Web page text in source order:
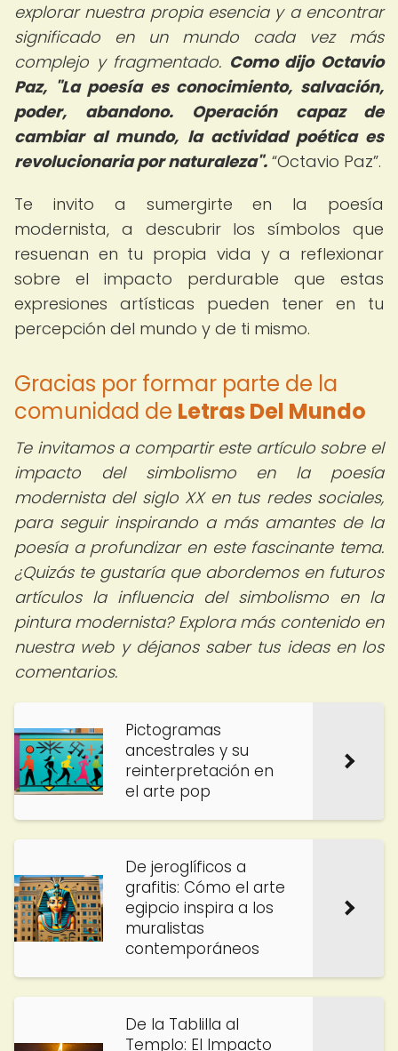
explorar nuestra propia esencia y a encontrar
significado en un mundo cada vez más
complejo y fragmentado. Como dijo Octavio
Paz, "La poesía es conocimiento, salvación,
poder, abandono.
Operación capaz de
cambiar al mundo, la actividad poética es
revolucionaria por naturaleza". Octavio Paz .
Te invito a sumergirte en la poesía
modernista, a descubrir los símbolos que
resuenan en tu propia vida y a reflexionar
sobre el impacto perdurable que estas
expresiones artísticas pueden tener en tu
percepción del mundo y de ti mismo.
Gracias por formar parte de la
comunidad de Letras Del Mundo
Te invitamos a compartir este artículo sobre el
impacto del simbolismo en la poesía
modernista del siglo XX en tus redes sociales,
para seguir inspirando a más amantes de la
poesía a profundizar en este fascinante tema.
¿Quizás te gustaría que abordemos en futuros
artículos la influencia del simbolismo en la
pintura modernista? Explora más contenido en
nuestra web y déjanos saber tus ideas en los
comentarios.
Pictogramas
ancestrales y su
reinterpretación en
el arte pop
De jeroglíficos a
grafitis: Cómo el arte
egipcio inspira a los
muralistas
contemporáneos
De la Tablilla al
Templo: El Impacto